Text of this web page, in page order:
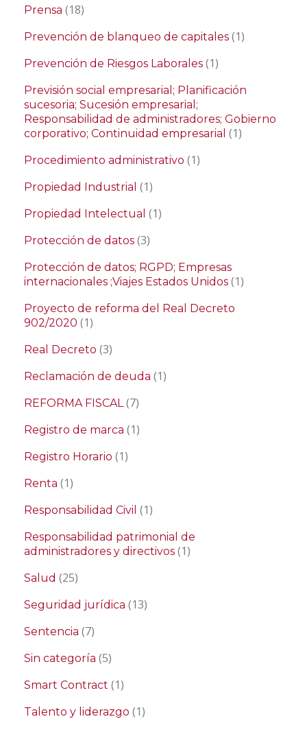
Prensa (18)
Prevención de blanqueo de capitales (1)
Prevención de Riesgos Laborales (1)
Previsión social empresarial; Planificación
sucesoria; Sucesión empresarial;
Responsabilidad de administradores; Gobierno
corporativo; Continuidad empresarial (1)
Procedimiento administrativo (1)
Propiedad Industrial (1)
Propiedad Intelectual (1)
Protección de datos (3)
Protección de datos; RGPD; Empresas
internacionales ;Viajes Estados Unidos (1)
Proyecto de reforma del Real Decreto
902/2020 (1)
Real Decreto (3)
Reclamación de deuda (1)
REFORMA FISCAL(7)
Registro de marca (1)
Registro Horario (1)
Renta (1)
Responsabilidad Civil (1)
Responsabilidad patrimonial de
administradores y directivos (1)
Salud (25)
Seguridad jurídica (13)
Sentencia (7)
Sin categoría (5)
Smart Contract (1)
Talento y liderazgo (1)